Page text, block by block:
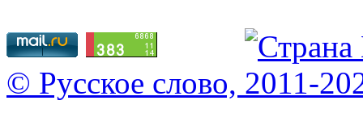
© Русское слово, 2011-